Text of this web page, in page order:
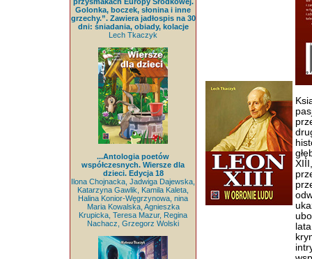
Golonka, boczek, słonina i inne
grzechy.”. Zawiera jadłospis na 30
dni: śniadania, obiady, kolacje
Lech Tkaczyk
...Antologia poetów
współczesnych. Wiersze dla
dzieci. Edycja 18
Ilona Chojnacka, Jadwiga Dajewska,
Katarzyna Gawlik, Kamila Kaleta,
Halina Konior-Węgrzynowa, nina
Maria Kowalska, Agnieszka
Krupicka, Teresa Mazur, Regina
Nachacz, Grzegorz Wolski